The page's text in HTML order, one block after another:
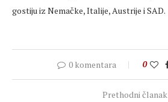
gostiju iz Nemačke, Italije, Austrije i SAD.
0 komentara 0
Prethodni članak